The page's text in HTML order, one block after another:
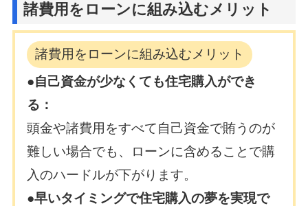
諸費用をローンに組み込むメリット
諸費用をローンに組み込むメリット
●自己資金が少なくても住宅購入ができ
る：
頭金や諸費用をすべて自己資金で賄うのが
難しい場合でも、ローンに含めることで購
入のハードルが下がります。
●早いタイミングで住宅購入の夢を実現で